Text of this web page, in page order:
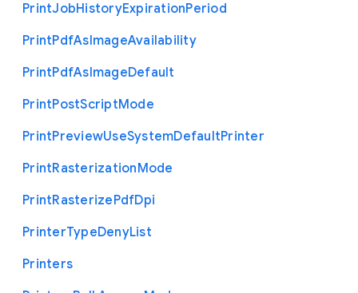
PrintJobHistoryExpirationPeriod
PrintPdfAsImageAvailability
PrintPdfAsImageDefault
PrintPostScriptMode
PrintPreviewUseSystemDefaultPrinter
PrintRasterizationMode
PrintRasterizePdfDpi
PrinterTypeDenyList
Printers